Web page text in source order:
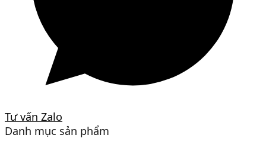
Tư vấn Zalo
Danh mục sản phẩm